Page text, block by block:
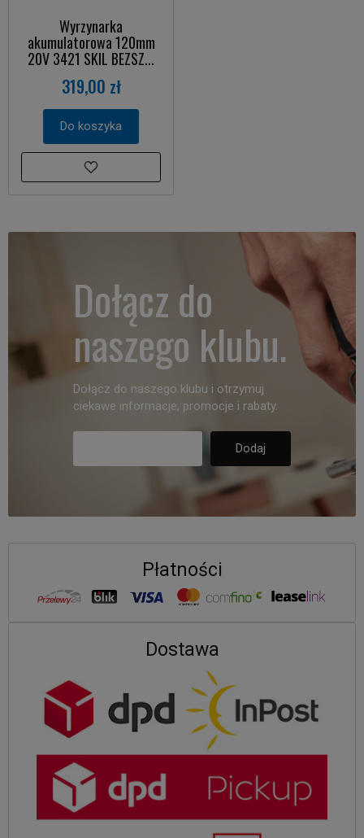
Wyrzynarka
akumulatorowa 120mm
20V 3421 SKIL BEZSZ...
319,00 zł
Do koszyka
Dołącz do
naszego klubu.
Dołącz do naszego klubu i otrzymuj
ciekawe informacje, promocje i rabaty.
Płatności
Dostawa